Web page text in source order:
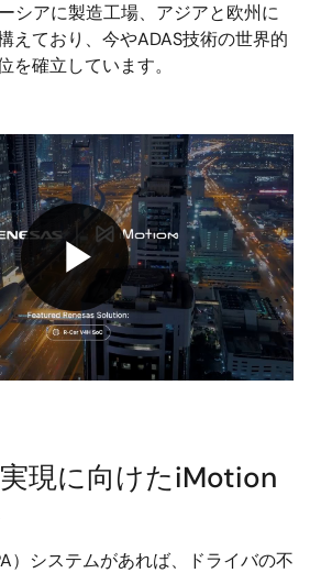
シアに製造工場、アジアと欧州に
えており、今やADAS技術の世界的
を確立しています。
Play
現に向けたiMotion
）システムがあれば、ドライバの不